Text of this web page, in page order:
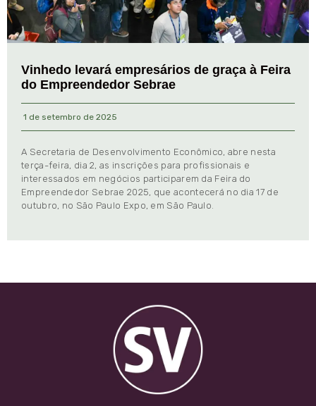
Vinhedo levará empresários de graça à Feira
do Empreendedor Sebrae
1 de setembro de 2025
A Secretaria de Desenvolvimento Econômico, abre nesta
terça-feira, dia 2, as inscrições para profissionais e
interessados em negócios participarem da Feira do
Empreendedor Sebrae 2025, que acontecerá no dia 17 de
outubro, no São Paulo Expo, em São Paulo.